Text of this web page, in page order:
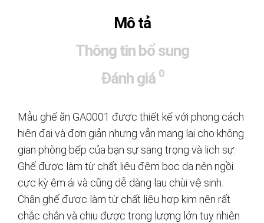
Mô tả
Thông tin bổ sung
Đánh giá 0
Mẫu ghế ăn GA0001 được thiết kế với phong cách
hiện đại và đơn giản nhưng vẫn mang lại cho không
gian phòng bếp của bạn sự sang trọng và lịch sự.
Ghế được làm từ chất liệu đệm bọc da nên ngồi
cực kỳ êm ái và cũng dễ dàng lau chùi vệ sinh.
Chân ghế được làm từ chất liệu hợp kim nên rất
chắc chắn và chịu được trọng lượng lớn tuy nhiên